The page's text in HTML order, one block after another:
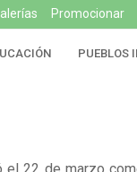
Promocionar
PUEBLOS